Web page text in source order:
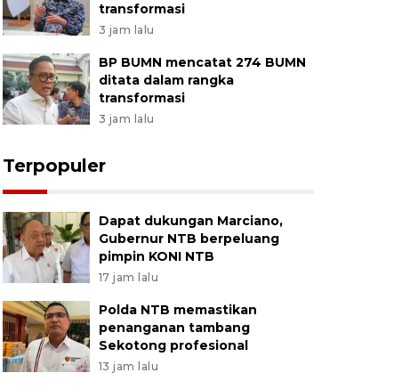
transformasi
3 jam lalu
BP BUMN mencatat 274 BUMN
ditata dalam rangka
transformasi
3 jam lalu
Terpopuler
Dapat dukungan Marciano,
Gubernur NTB berpeluang
pimpin KONI NTB
17 jam lalu
Polda NTB memastikan
penanganan tambang
Sekotong profesional
13 jam lalu